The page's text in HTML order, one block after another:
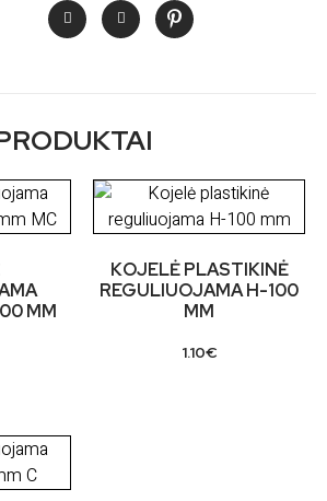
MM
KOJELĖ PLASTIKINĖ
REGULIUOJAMA H-100
MM
1.10€